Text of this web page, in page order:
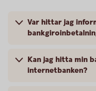
Var hittar jag
Kan jag hitta min
internetbanken?